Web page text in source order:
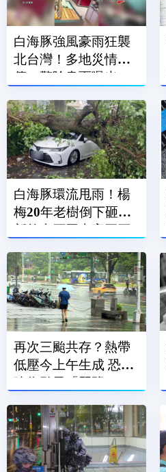
白海豚強風豪雨狂襲
北台灣！多地災情頻
傳 驚險畫面曝光
白海豚環流甩雨！楊
梅20年老樹倒下砸車
新竹尖石同車高巨石
再次三颱共存？熱帶
低壓今上午生成 恐增
強為颱風「琵鷺」